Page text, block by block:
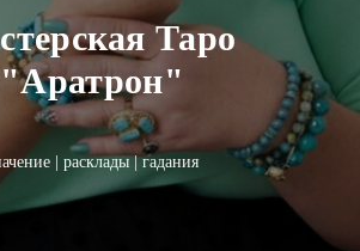
Таро
"Аратрон"
| расклады | гадания